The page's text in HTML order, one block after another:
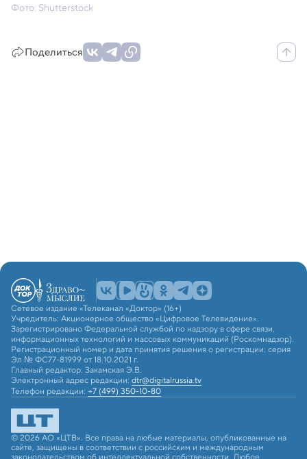
Фото: Shutterstock
Поделиться
Сетевое издание «Телеканал «Доктор» (16+)
Учредитель: Акционерное общество «Цифровое Телевидение».
Зарегистрировано Федеральной службой по надзору в сфере связи,
информационных технологий и массовых коммуникаций (Роскомнадзор).
Регистрационный номер и дата принятия решения о регистрации: серия
Эл № ФС77-81999 от 18.10.2021 г.
Главный редактор: Закамская Э.В.
Электронный адрес редакции: dtr@digitalrussia.tv
Телефон редакции: +7 (499) 350-10-80
© 2026 АО «ЦТВ». Все права на любые материалы, опубликованные на
сайте, защищены в соответствии с российским и международным
законодательством об интеллектуальной собственности. Любое